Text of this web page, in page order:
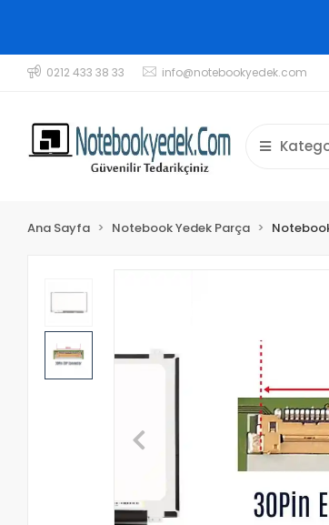
0212 433 38 33 info@notebookyedek.com
Ana Sayfa Notebook Yedek Parça